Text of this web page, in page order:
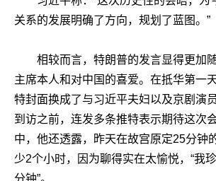
关系的发展明确了方向，规划了蓝图。”
相较而言，特朗普的发言显得更加
主席本人和对中国的喜爱。在抵华第一
特封面换成了与习近平夫妇以及京剧演
到访之前，连发多条推特表示期待这次
中，他还透露，昨天在故宫原定25分钟
少2个小时，因为聊得实在太愉悦，“我
分钟”。